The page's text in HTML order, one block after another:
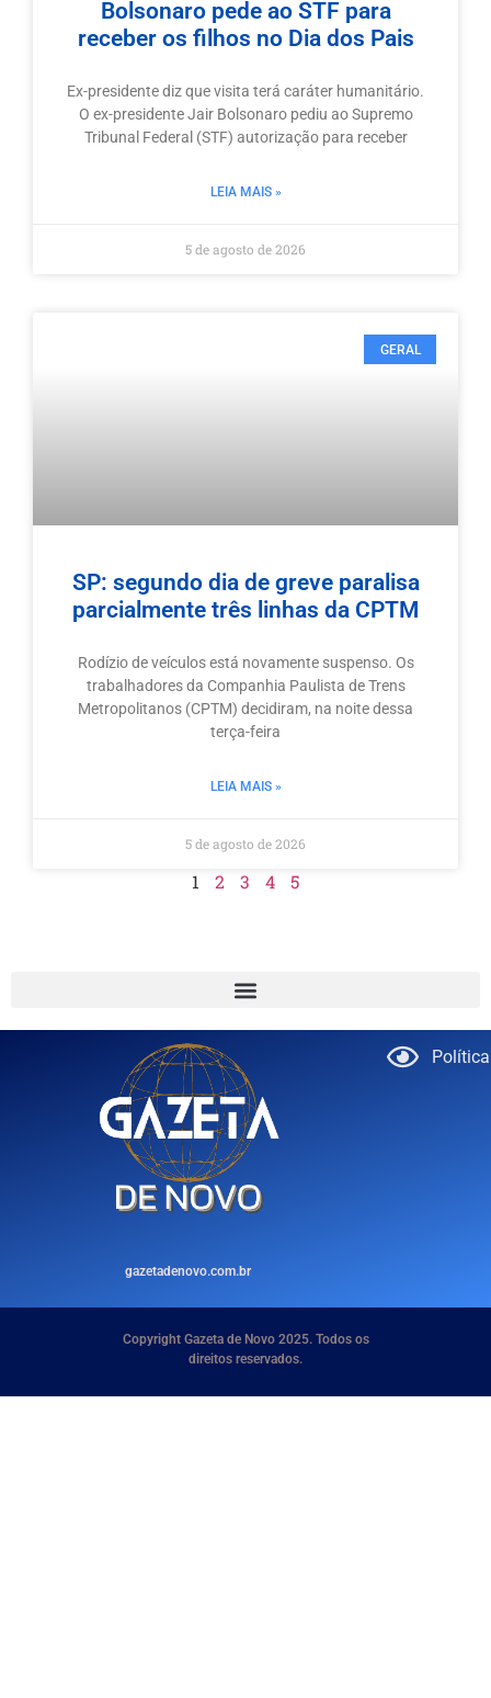
Bolsonaro pede ao STF para
receber os filhos no Dia dos Pais
Ex-presidente diz que visita terá caráter humanitário.
O ex-presidente Jair Bolsonaro pediu ao Supremo
Tribunal Federal (STF) autorização para receber
LEIA MAIS »
5 de agosto de 2026
GERAL
SP: segundo dia de greve paralisa
parcialmente três linhas da CPTM
Rodízio de veículos está novamente suspenso. Os
trabalhadores da Companhia Paulista de Trens
Metropolitanos (CPTM) decidiram, na noite dessa
terça-feira
LEIA MAIS »
5 de agosto de 2026
1 2 3 4 5
gazetadenovo.com.br
Copyright Gazeta de Novo 2025. Todos os
direitos reservados.